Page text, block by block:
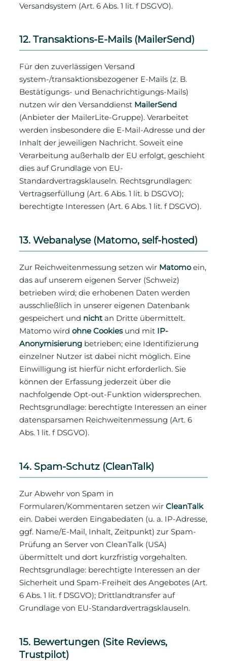
Versandsystem (Art. 6 Abs. 1 lit. f DSGVO).
12. Transaktions-E-Mails (MailerSend)
Für den zuverlässigen Versand
system-/transaktionsbezogener E-Mails (z. B.
Bestätigungs- und Benachrichtigungs-Mails)
nutzen wir den Versanddienst MailerSend
(Anbieter der MailerLite-Gruppe). Verarbeitet
werden insbesondere die E-Mail-Adresse und der
Inhalt der jeweiligen Nachricht. Soweit eine
Verarbeitung außerhalb der EU erfolgt, geschieht
dies auf Grundlage von EU-
Standardvertragsklauseln. Rechtsgrundlagen:
Vertragserfüllung (Art. 6 Abs. 1 lit. b DSGVO);
berechtigte Interessen (Art. 6 Abs. 1 lit. f DSGVO).
13. Webanalyse (Matomo, self-hosted)
Zur Reichweitenmessung setzen wir Matomoein,
das auf unserem eigenen Server (Schweiz)
betrieben wird; die erhobenen Daten werden
ausschließlich in unserer eigenen Datenbank
gespeichert und nichtan Dritte übermittelt.
Matomo wirdohne Cookiesund mit IP-
Anonymisierung betrieben; eine Identifizierung
einzelner Nutzer ist dabei nicht möglich. Eine
Einwilligung ist hierfür nicht erforderlich. Sie
können der Erfassung jederzeit über die
nachfolgende Opt-out-Funktion widersprechen.
Rechtsgrundlage: berechtigte Interessen an einer
datensparsamen Reichweitenmessung (Art. 6
Abs. 1 lit. f DSGVO).
14. Spam-Schutz (CleanTalk)
Zur Abwehr von Spam in
Formularen/Kommentaren setzen wirCleanTalk
ein. Dabei werden Eingabedaten (u. a. IP-Adresse,
ggf. Name/E-Mail, Inhalt, Zeitpunkt) zur Spam-
Prüfung an Server von CleanTalk (USA)
übermittelt und dort kurzfristig vorgehalten.
Rechtsgrundlage: berechtigte Interessen an der
Sicherheit und Spam-Freiheit des Angebotes (Art.
6 Abs. 1 lit. f DSGVO); Drittlandtransfer auf
Grundlage von EU-Standardvertragsklauseln.
15. Bewertungen (Site Reviews,
Trustpilot)